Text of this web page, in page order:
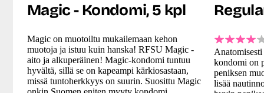
Magic - Kondomi, 5 kpl
Magic on muotoiltu mukailemaan kehon
muotoja ja istuu kuin hanska! RFSU Magic -
aito ja alkuperäinen! Magic-kondomi tuntuu
hyvältä, sillä se on kapeampi kärkiosastaan,
missä tuntoherkkyys on suurin. Suosittu Magic
kondomi on
peniksen
lisää